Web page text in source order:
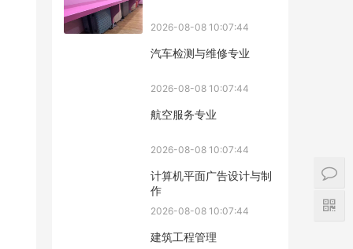
2026-08-08 10:07:44
汽车检测与维修专业
2026-08-08 10:07:44
航空服务专业
2026-08-08 10:07:44
计算机平面广告设计与制
作
2026-08-08 10:07:44
建筑工程管理